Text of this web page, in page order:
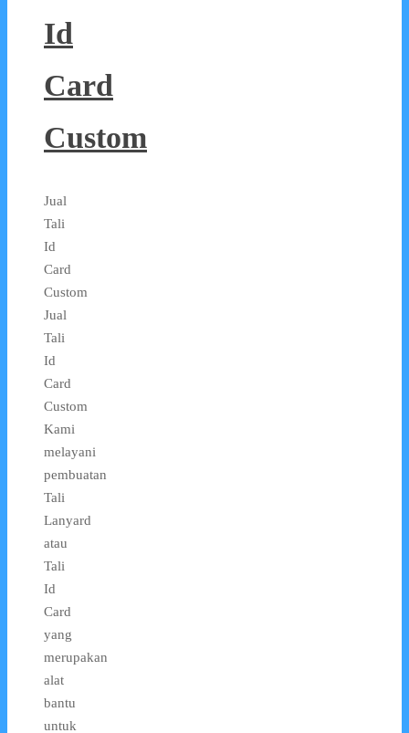
Id
Card
Custom
Jual
Tali
Id
Card
Custom
Jual
Tali
Id
Card
Custom
Kami
melayani
pembuatan
Tali
Lanyard
atau
Tali
Id
Card
yang
merupakan
alat
bantu
untuk